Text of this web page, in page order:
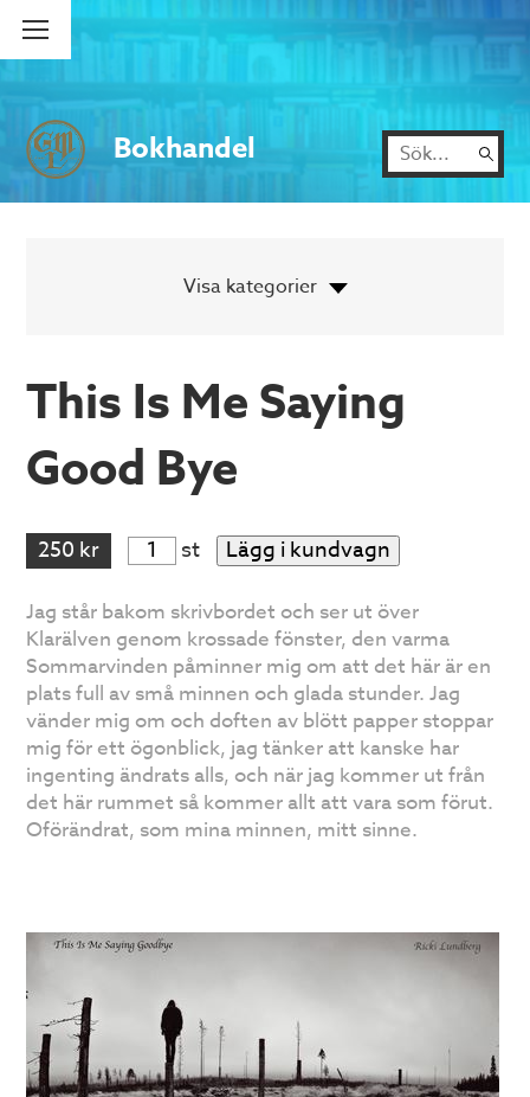
Bokhandel
This Is Me Saying
Good Bye
250 kr st Lägg i kundvagn
Jag står bakom skrivbordet och ser ut över
Klarälven genom krossade fönster, den varma
Sommarvinden påminner mig om att det här är en
plats full av små minnen och glada stunder. Jag
vänder mig om och doften av blött papper stoppar
mig för ett ögonblick, jag tänker att kanske har
ingenting ändrats alls, och när jag kommer ut från
det här rummet så kommer allt att vara som förut.
Oförändrat, som mina minnen, mitt sinne.